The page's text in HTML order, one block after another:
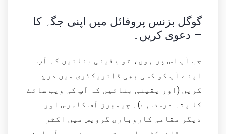
دعوی کریں۔ –
جب آپ اس پر ہوں، تو یقینی بنائیں کہ آپ
اپنے آپ کو کسی بھی ڈائریکٹری میں درج
کریں (اور یقینی بنائیں کہ آپ کی ویب سائٹ
کا پتہ درست ہے)۔ چیمبرز آف کامرس اور
دیگر مقامی کاروباری گروپس میں اکثر